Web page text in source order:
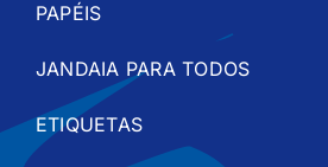
PAPÉIS
JANDAIA PARA TODOS
ETIQUETAS